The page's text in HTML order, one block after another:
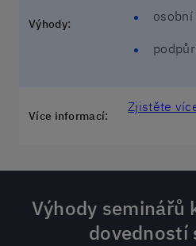
Výhody:
Více informací:
Zjistěte
Výhody seminářů
dovedností